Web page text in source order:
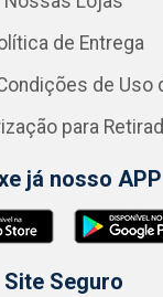
de Entrega
de Uso
para
já nosso APP
Site Seguro